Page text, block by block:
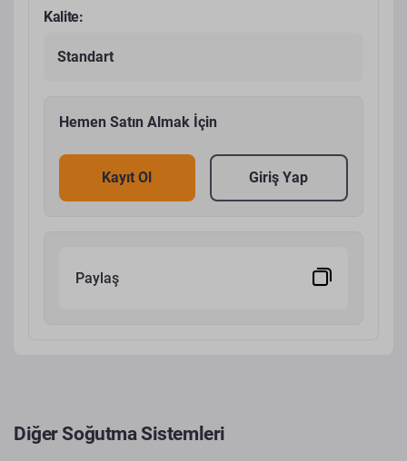
Kalite:
Standart
Hemen Satın Almak İçin
Kayıt Ol Giriş Yap
Paylaş
Diğer Soğutma Sistemleri